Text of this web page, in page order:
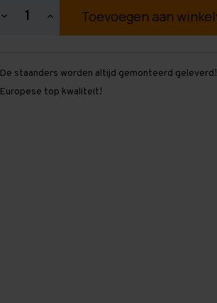
Hoeveelheid
3.000
mm
x
4.300
Hoeveelheid
verhogen
3.000
mm
x
4.300
De staanders worden altijd gemonteerd geleverd!
Europese top kwaliteit!